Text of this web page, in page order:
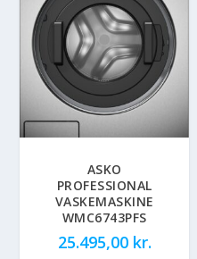
ASKO
PROFESSIONAL
VASKEMASKINE
WMC6743PFS
25.495,00 kr.